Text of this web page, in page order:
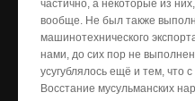
частично, а некоторые из
вообще. Не был также
машинотехнического
нами, до сих пор не
усугублялось ещё и тем, что
Восстание мусульманских